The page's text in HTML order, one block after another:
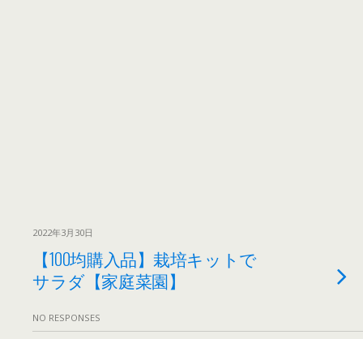
2022年3月30日
【100均購入品】栽培キットで
サラダ【家庭菜園】
NO RESPONSES